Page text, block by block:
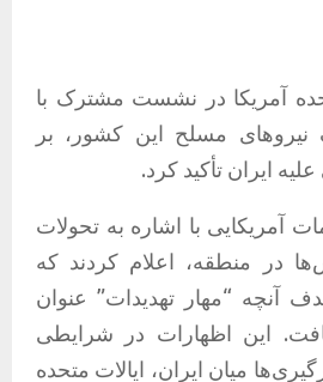
آمریکا در نشست مشترک با
مسلح این کشور، بر
ایران تأکید کرد.
آمریکایی با اشاره به تحولات
در منطقه، اعلام کردند که
آنچه “مهار تهدیدات” عنوان
این اظهارات در شرایطی
میان ایران، ایالات متحده